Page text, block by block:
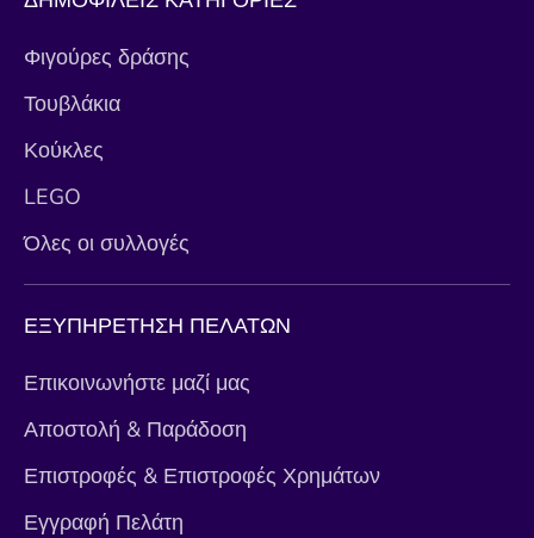
Φιγούρες δράσης
Τουβλάκια
Κούκλες
LEGO
Όλες οι συλλογές
ΕΞΥΠΗΡΕΤΗΣΗ ΠΕΛΑΤΩΝ
Επικοινωνήστε μαζί μας
Αποστολή & Παράδοση
Επιστροφές & Επιστροφές Χρημάτων
Εγγραφή Πελάτη